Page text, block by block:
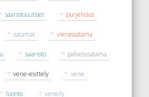
saaristouutiset purjehdus
satamat vierassatama
saaristo palvelusatama
vene-esittely vene
luonto veneily